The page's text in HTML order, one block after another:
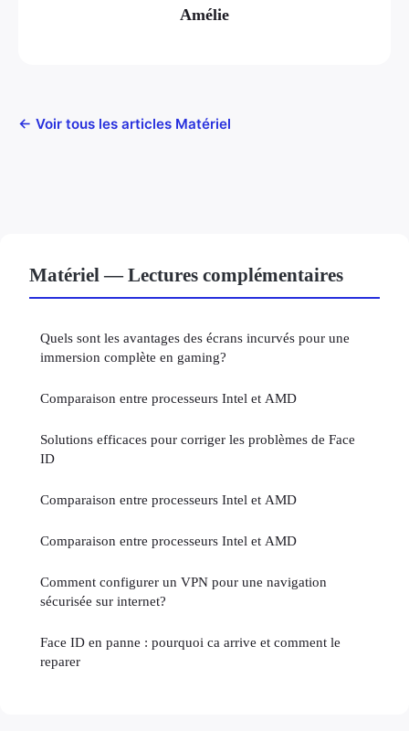
Amélie
← Voir tous les articles Matériel
Matériel — Lectures complémentaires
Quels sont les avantages des écrans incurvés pour une
immersion complète en gaming?
Comparaison entre processeurs Intel et AMD
Solutions efficaces pour corriger les problèmes de Face
ID
Comparaison entre processeurs Intel et AMD
Comparaison entre processeurs Intel et AMD
Comment configurer un VPN pour une navigation
sécurisée sur internet?
Face ID en panne : pourquoi ca arrive et comment le
reparer